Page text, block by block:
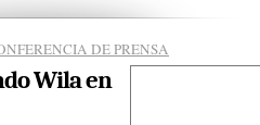
DE PRENSA
Wila en